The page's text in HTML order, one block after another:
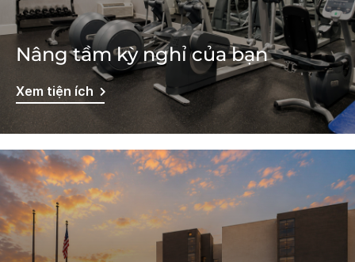
Nâng tầm kỳ nghỉ của bạn
Xem tiện ích